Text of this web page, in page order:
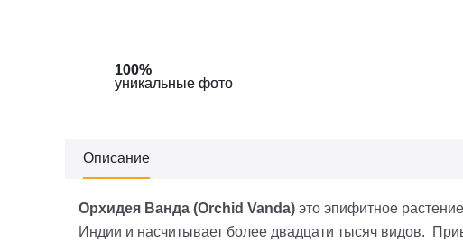
100%
уникальные фото
100%
уникальные фото
Описание
Орхидея Ванда (Orchid Vanda) это эпифитное
Индии и насчитывает более двадцати тысяч видов.